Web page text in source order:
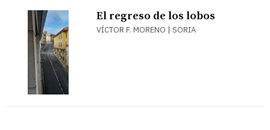
El regreso de los lobos
VÍCTOR F. MORENO | SORIA